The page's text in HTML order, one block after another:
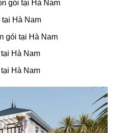
gói tại Hà Nam
Hà Nam
gói tại Hà Nam
Hà Nam
Hà Nam